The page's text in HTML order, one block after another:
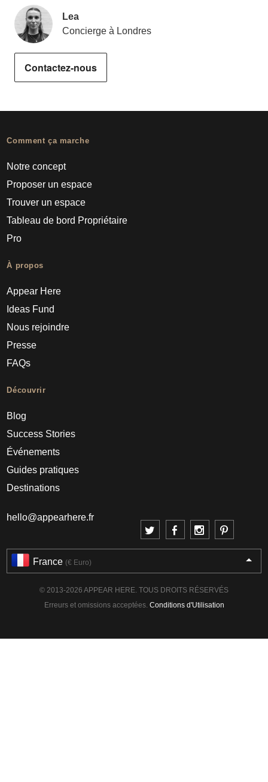
Lea
Concierge à Londres
Contactez-nous
Comment ça marche
Notre concept
Proposer un espace
Trouver un espace
Tableau de bord Propriétaire
Pro
À propos
Appear Here
Ideas Fund
Nous rejoindre
Presse
FAQs
Découvrir
Blog
Success Stories
Événements
Guides pratiques
Destinations
hello@appearhere.fr
France (€ Euro)
© 2013-2026 APPEAR HERE. TOUS DROITS RÉSERVÉS
Erreurs et omissions acceptées. Conditions d'Utilisation